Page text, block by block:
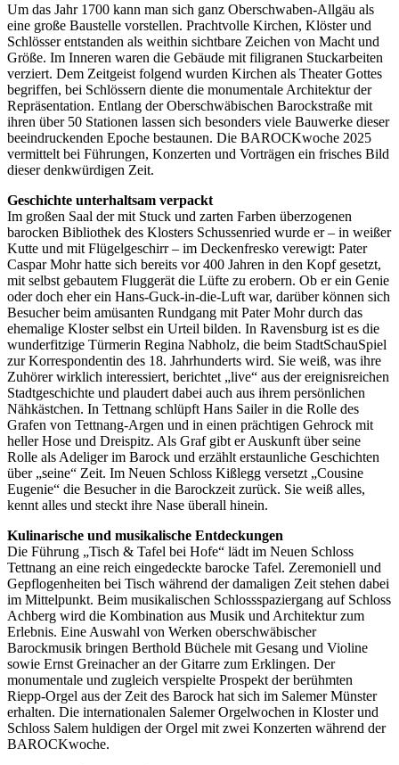
Um das Jahr 1700 kann man sich ganz Oberschwaben-Allgäu als
eine große Baustelle vorstellen. Prachtvolle Kirchen, Klöster und
Schlösser entstanden als weithin sichtbare Zeichen von Macht und
Größe. Im Inneren waren die Gebäude mit filigranen Stuckarbeiten
verziert. Dem Zeitgeist folgend wurden Kirchen als Theater Gottes
begriffen, bei Schlössern diente die monumentale Architektur der
Repräsentation. Entlang der Oberschwäbischen Barockstraße mit
ihren über 50 Stationen lassen sich besonders viele Bauwerke dieser
beeindruckenden Epoche bestaunen. Die BAROCKwoche 2025
vermittelt bei Führungen, Konzerten und Vorträgen ein frisches Bild
dieser denkwürdigen Zeit.
Geschichte unterhaltsam verpackt
Im großen Saal der mit Stuck und zarten Farben überzogenen
barocken Bibliothek des Klosters Schussenried wurde er – in weißer
Kutte und mit Flügelgeschirr – im Deckenfresko verewigt: Pater
Caspar Mohr hatte sich bereits vor 400 Jahren in den Kopf gesetzt,
mit selbst gebautem Fluggerät die Lüfte zu erobern. Ob er ein Genie
oder doch eher ein Hans-Guck-in-die-Luft war, darüber können sich
Besucher beim amüsanten Rundgang mit Pater Mohr durch das
ehemalige Kloster selbst ein Urteil bilden. In Ravensburg ist es die
wunderfitzige Türmerin Regina Nabholz, die beim StadtSchauSpiel
zur Korrespondentin des 18. Jahrhunderts wird. Sie weiß, was ihre
Zuhörer wirklich interessiert, berichtet „live“ aus der ereignisreichen
Stadtgeschichte und plaudert dabei auch aus ihrem persönlichen
Nähkästchen. In Tettnang schlüpft Hans Sailer in die Rolle des
Grafen von Tettnang-Argen und in einen prächtigen Gehrock mit
heller Hose und Dreispitz. Als Graf gibt er Auskunft über seine
Rolle als Adeliger im Barock und erzählt erstaunliche Geschichten
über „seine“ Zeit. Im Neuen Schloss Kißlegg versetzt „Cousine
Eugenie“ die Besucher in die Barockzeit zurück. Sie weiß alles,
kennt alles und steckt ihre Nase überall hinein.
Kulinarische und musikalische Entdeckungen
Die Führung „Tisch & Tafel bei Hofe“ lädt im Neuen Schloss
Tettnang an eine reich eingedeckte barocke Tafel. Zeremoniell und
Gepflogenheiten bei Tisch während der damaligen Zeit stehen dabei
im Mittelpunkt. Beim musikalischen Schlossspaziergang auf Schloss
Achberg wird die Kombination aus Musik und Architektur zum
Erlebnis. Eine Auswahl von Werken oberschwäbischer
Barockmusik bringen Berthold Büchele mit Gesang und Violine
sowie Ernst Greinacher an der Gitarre zum Erklingen. Der
monumentale und zugleich verspielte Prospekt der berühmten
Riepp-Orgel aus der Zeit des Barock hat sich im Salemer Münster
erhalten. Die internationalen Salemer Orgelwochen in Kloster und
Schloss Salem huldigen der Orgel mit zwei Konzerten während der
BAROCKwoche.